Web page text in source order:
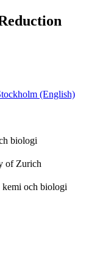
(English)
biologi
of Zurich
och biologi